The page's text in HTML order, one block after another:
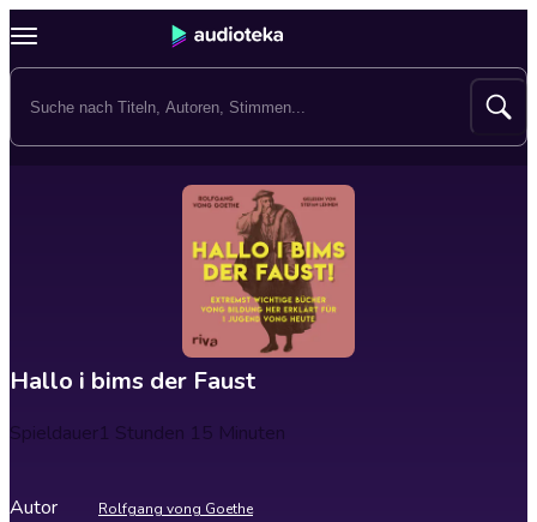
Hallo i bims der Faust
Spieldauer1 Stunden 15 Minuten
Autor Rolfgang vong Goethe